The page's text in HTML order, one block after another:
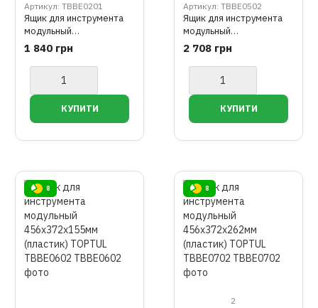
Артикул: TBBE0201
Ящик для инструмента
модульный
412x322x163мм
(пластик) TOPTUL
TBBE0201
1 840 грн
Артикул: TBBE0502
Ящик для инструмента
модульный
456x372x115мм
(пластик) TOPTUL
TBBE0502
2 708 грн
8 8
2